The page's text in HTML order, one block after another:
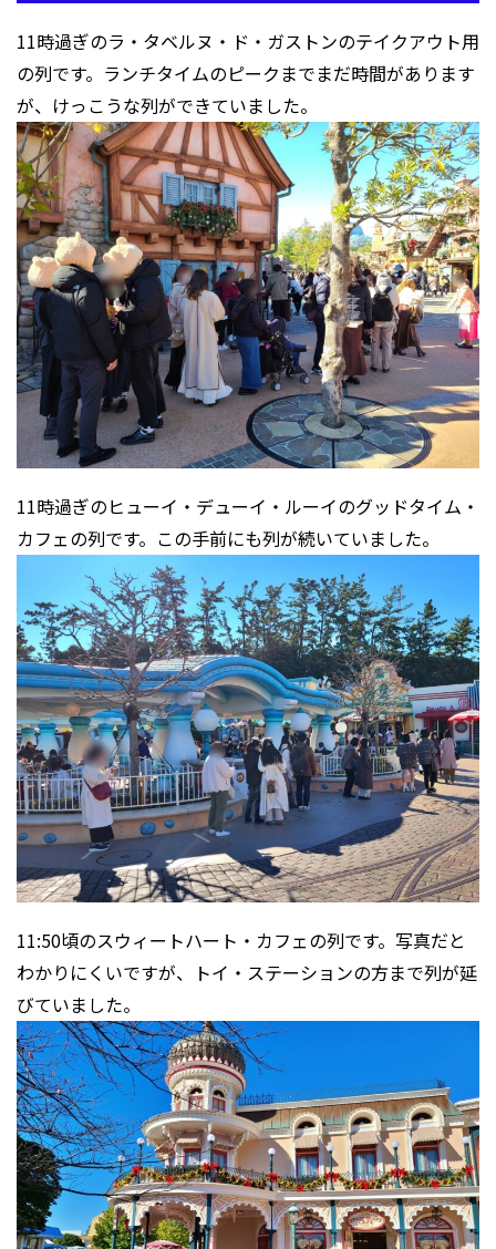
11時過ぎのラ・タベルヌ・ド・ガストンのテイクアウト用
の列です。ランチタイムのピークまでまだ時間があります
が、けっこうな列ができていました。
11時過ぎのヒューイ・デューイ・ルーイのグッドタイム・
カフェの列です。この手前にも列が続いていました。
11:50頃のスウィートハート・カフェの列です。写真だと
わかりにくいですが、トイ・ステーションの方まで列が延
びていました。